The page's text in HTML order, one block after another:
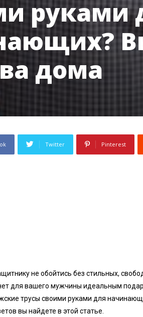
руками
дома
Twitter Pinterest
не обойтись без стильных,
для вашего мужчины идеальным
трусы своими руками для
вы найдете в этой статье.